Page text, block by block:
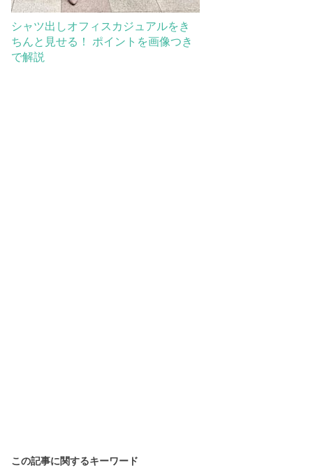
シャツ出しオフィスカジュアルをき
ちんと見せる！ ポイントを画像つき
で解説
この記事に関するキーワード